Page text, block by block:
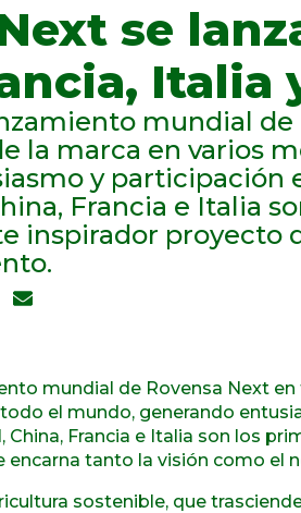
se
Italia
mundial
la marca en varios
y participación
Francia e Italia
inspirador proyecto
mundial de Rovensa Next
el mundo, generando
China, Francia e Italia son los
encarna tanto la visión como el
sostenible, que